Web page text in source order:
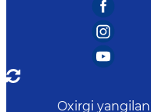
Oxirgi